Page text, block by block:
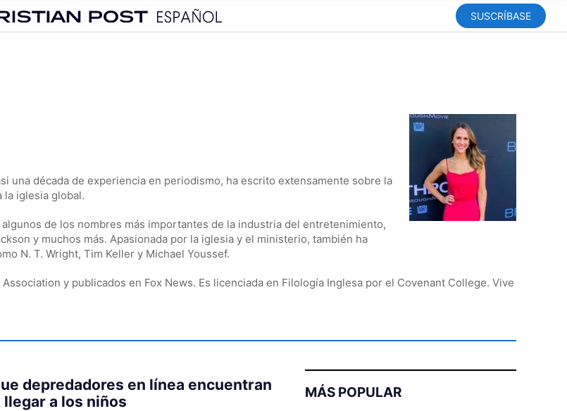
SUSCRÍBASE
una década de experiencia en periodismo, ha escrito extensamente sobre la
la iglesia global.
de los nombres más importantes de la industria del entretenimiento,
y muchos más. Apasionada por la iglesia y el ministerio, también ha
N. T. Wright, Tim Keller y Michael Youssef.
y publicados en Fox News. Es licenciada en Filología Inglesa por el Covenant College. Vive
depredadores en línea encuentran
a los niños
MÁS POPULAR